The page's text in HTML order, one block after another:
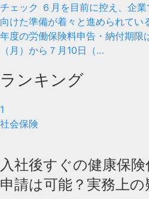
チェック ６月を目前に控え、企
向けた準備が着々と進められて
年度の労働保険料申告・納付期限
（月）から７月10日（…
ランキング
1
社会保険
入社後すぐの健康保
申請は可能？実務上